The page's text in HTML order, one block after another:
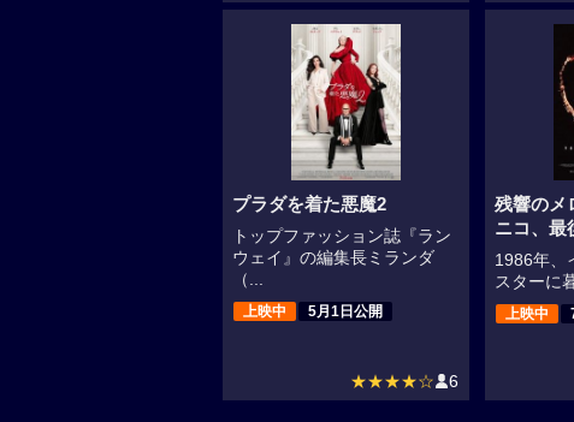
プラダを着た悪魔2
トップファッション誌『ラン
ウェイ』の編集長ミランダ
（...
上映中 5月1日公開
★★★★☆ 6
残響のメ
ニコ、最
1986年、
スターに
上映中